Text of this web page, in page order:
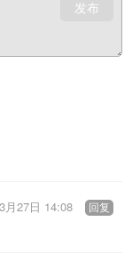
发布
月27日 14:08 回复